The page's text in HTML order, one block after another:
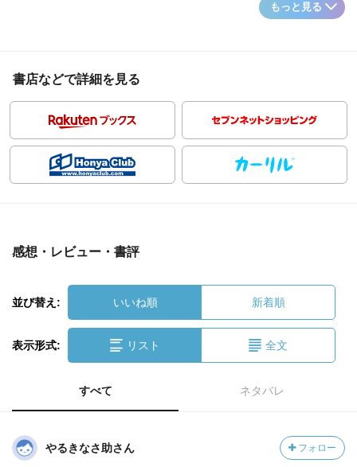
もっと見る
書店などで詳細を見る
感想・レビュー・書評
並び替え: いいね順 新着順
表示形式: リスト 全文
すべて ネタバレ
やるきなさ助さん フォロー